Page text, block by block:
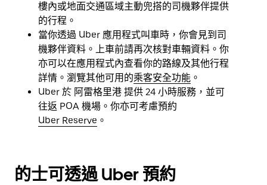
樓內或地面交通區域主動兜搭的司機夥伴提供
的行程。
當你透過 Uber 應用程式叫車時，你會見到司
機夥伴資料。上車前請再次核對車輛資料。你
亦可以在應用程式內查看你的路線及其他行程
詳情。瀏覽其他可用的乘客安全功能 。
Uber 於 阿雷格里港 提供 24 小時服務，並可
往返 POA 機場。你亦可考慮預約
Uber Reserve 。
的士可透過 Uber 預約